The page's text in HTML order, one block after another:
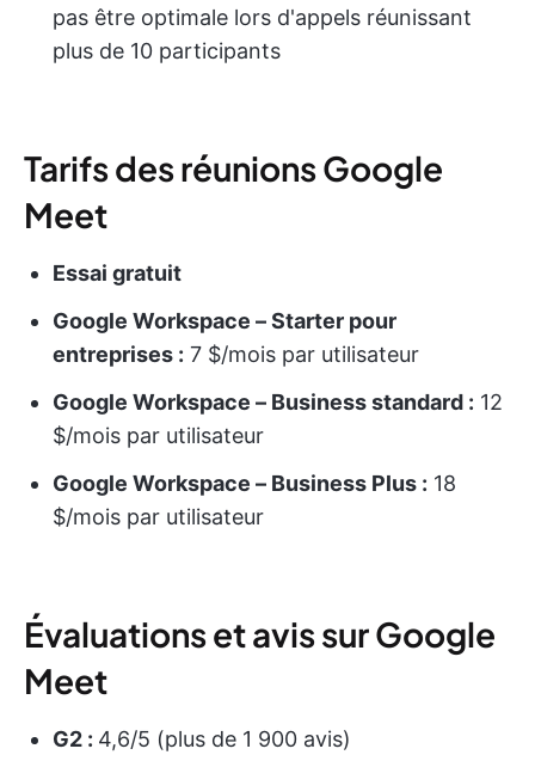
pas être optimale lors d'appels réunissant
plus de 10 participants
Tarifs des réunions Google
Meet
Essai gratuit
Google Workspace – Starter pour
entreprises : 7 $/mois par utilisateur
Google Workspace – Business standard : 12
$/mois par utilisateur
Google Workspace – Business Plus : 18
$/mois par utilisateur
Évaluations et avis sur Google
Meet
G2 : 4,6/5 (plus de 1 900 avis)